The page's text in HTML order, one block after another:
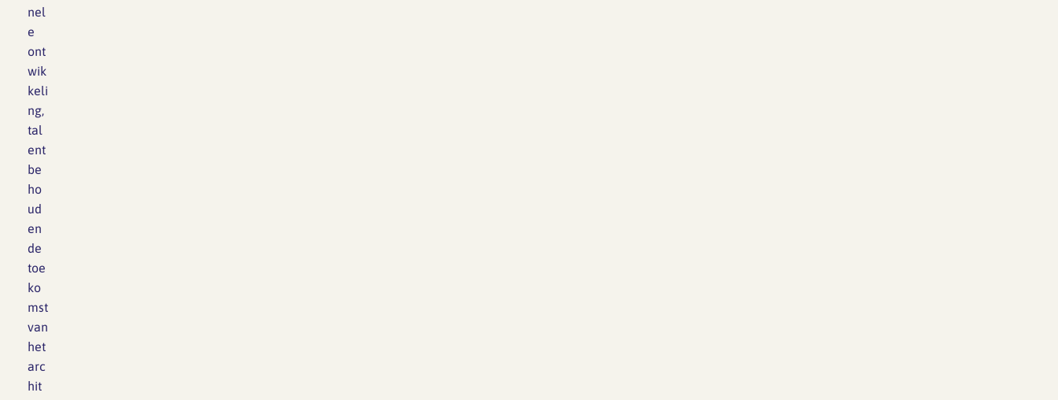
nel
e
ont
wik
keli
ng,
tal
ent
be
ho
ud
en
de
toe
ko
mst
van
het
arc
hit